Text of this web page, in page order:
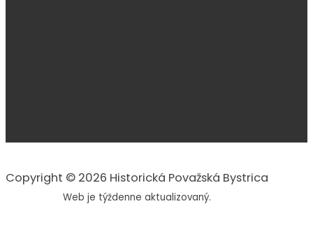
Copyright © 2026 Historická Považská Bystrica
Web je týždenne aktualizovaný.